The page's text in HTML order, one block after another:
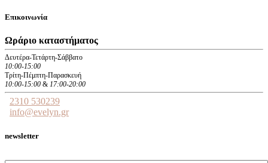
Επικοινωνία
Ωράριο καταστήματος
Δευτέρα-Τετάρτη-Σάββατο
10:00-15:00
Τρίτη-Πέμπτη-Παρασκευή
10:00-15:00 & 17:00-20:00
2310 530239
info@evelyn.gr
newsletter